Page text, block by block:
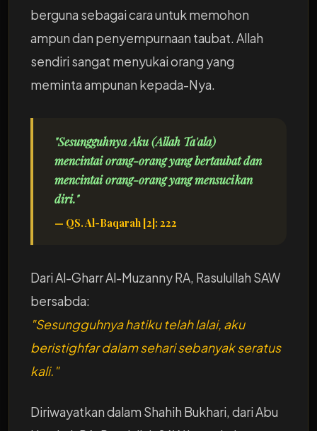
berguna sebagai cara untuk memohon
ampun dan penyempurnaan taubat. Allah
sendiri sangat menyukai orang yang
meminta ampunan kepada-Nya.
"Sesungguhnya Aku (Allah Ta'ala)
mencintai orang-orang yang bertaubat dan
mencintai orang-orang yang mensucikan
diri."
— QS. Al-Baqarah [2]: 222
Dari Al-Gharr Al-Muzanny RA, Rasulullah SAW
bersabda:
"Sesungguhnya hatiku telah lalai, aku
beristighfar dalam sehari sebanyak seratus
kali."
Diriwayatkan dalam Shahih Bukhari, dari Abu